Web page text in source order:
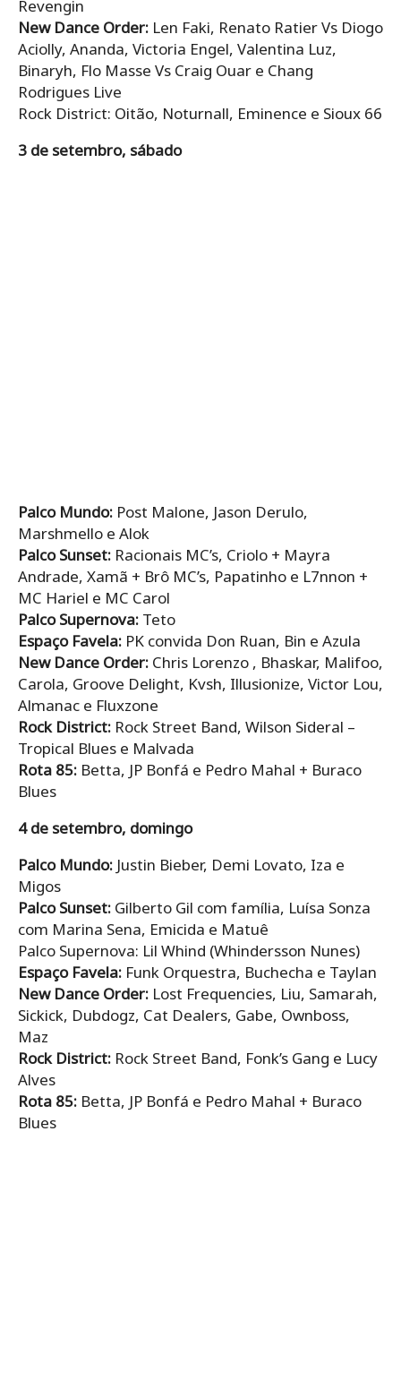
Revengin
New Dance Order: Len Faki, Renato Ratier Vs Diogo
Aciolly, Ananda, Victoria Engel, Valentina Luz,
Binaryh, Flo Masse Vs Craig Ouar e Chang
Rodrigues Live
Rock District: Oitão, Noturnall, Eminence e Sioux 66
3 de setembro, sábado
Palco Mundo: Post Malone, Jason Derulo,
Marshmello e Alok
Palco Sunset: Racionais MC’s, Criolo + Mayra
Andrade, Xamã + Brô MC’s, Papatinho e L7nnon +
MC Hariel e MC Carol
Palco Supernova: Teto
Espaço Favela: PK convida Don Ruan, Bin e Azula
New Dance Order: Chris Lorenzo , Bhaskar, Malifoo,
Carola, Groove Delight, Kvsh, Illusionize, Victor Lou,
Almanac e Fluxzone
Rock District: Rock Street Band, Wilson Sideral –
Tropical Blues e Malvada
Rota 85: Betta, JP Bonfá e Pedro Mahal + Buraco
Blues
4 de setembro, domingo
Palco Mundo: Justin Bieber, Demi Lovato, Iza e
Migos
Palco Sunset: Gilberto Gil com família, Luísa Sonza
com Marina Sena, Emicida e Matuê
Palco Supernova: Lil Whind (Whindersson Nunes)
Espaço Favela: Funk Orquestra, Buchecha e Taylan
New Dance Order: Lost Frequencies, Liu, Samarah,
Sickick, Dubdogz, Cat Dealers, Gabe, Ownboss,
Maz
Rock District: Rock Street Band, Fonk’s Gang e Lucy
Alves
Rota 85: Betta, JP Bonfá e Pedro Mahal + Buraco
Blues